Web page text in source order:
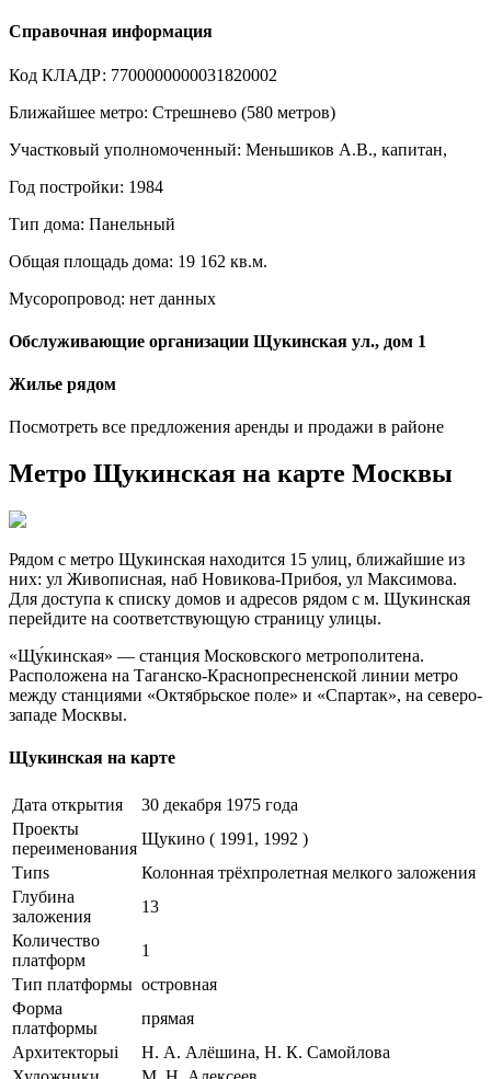
Справочная информация
Код КЛАДР: 7700000000031820002
Ближайшее метро: Стрешнево (580 метров)
Участковый уполномоченный: Меньшиков А.В., капитан,
Год постройки: 1984
Тип дома: Панельный
Общая площадь дома: 19 162 кв.м.
Мусоропровод: нет данных
Обслуживающие организации Щукинская ул., дом 1
Жилье рядом
Посмотреть все предложения аренды и продажи в районе
Метро Щукинская на карте Москвы
Рядом с метро Щукинская находится 15 улиц, ближайшие из
них: ул Живописная, наб Новикова-Прибоя, ул Максимова.
Для доступа к списку домов и адресов рядом с м. Щукинская
перейдите на соответствующую страницу улицы.
«Щу́кинская» — станция Московского метрополитена.
Расположена на Таганско-Краснопресненской линии метро
между станциями «Октябрьское поле» и «Спартак», на северо-
западе Москвы.
Щукинская на карте
Дата открытия
30 декабря 1975 года
Проекты
переименования
Щукино ( 1991, 1992 )
Типs
Колонная трёхпролетная мелкого заложения
Глубина
заложения
13
Количество
платформ
1
Тип платформы островная
Форма
платформы
прямая
Архитекторыi
Н. А. Алёшина, Н. К. Самойлова